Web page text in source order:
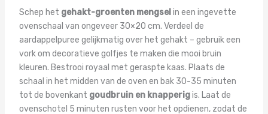
Schep het gehakt-groenten mengsel in een ingevette
ovenschaal van ongeveer 30×20 cm. Verdeel de
aardappelpuree gelijkmatig over het gehakt – gebruik een
vork om decoratieve golfjes te maken die mooi bruin
kleuren. Bestrooi royaal met geraspte kaas. Plaats de
schaal in het midden van de oven en bak 30-35 minuten
tot de bovenkant goudbruin en knapperigis. Laat de
ovenschotel 5 minuten rusten voor het opdienen, zodat de